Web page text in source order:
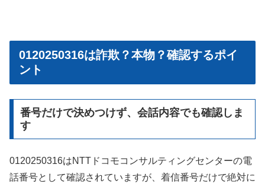
0120250316は詐欺？本物？確認するポイ
ント
番号だけで決めつけず、会話内容でも確認しま
す
0120250316はNTTドコモコンサルティングセンターの電
話番号として確認されていますが、着信番号だけで絶対に